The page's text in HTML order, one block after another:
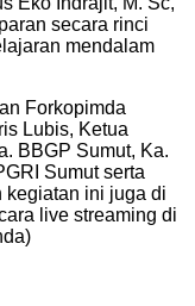
secara rinci
mendalam
Forkopimda
Lubis, Ketua
BBGP Sumut, Ka.
Sumut serta
ini juga di
live streaming di